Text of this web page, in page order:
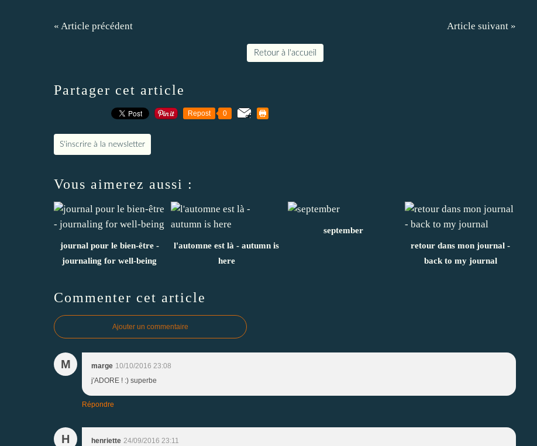
« Article précédent Article suivant »
Retour à l'accueil
Partager cet article
Repost 0
S'inscrire à la newsletter
Vous aimerez aussi :
journal pour le bien-être -
journaling for well-being
l'automne est là - autumn is
here
september
retour dans mon journal -
back to my journal
Commenter cet article
Ajouter un commentaire
M marge 10/10/2016 23:08
j'ADORE ! :) superbe
Répondre
H henriette 24/09/2016 23:11